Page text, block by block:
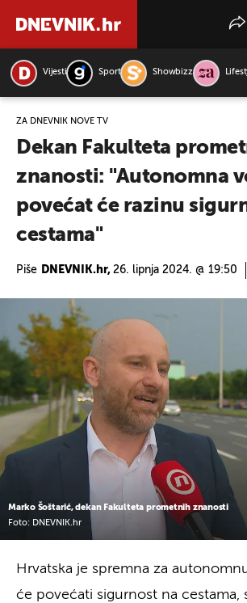
Vijesti Sport Showbizz
ZA DNEVNIK NOVE TV
Dekan Fakulteta
znanosti: "Autonomna
povećat će razinu
cestama"
Piše DNEVNIK.hr, 26. lipnja 2024. @ 19:50
Marko Šoštarić, dekan Fakulteta prometnih znanosti
Foto: DNEVNIK.hr
Hrvatska je spremna za
će povećati sigurnost na cestama,
PRETRAŽITE VIJESTI